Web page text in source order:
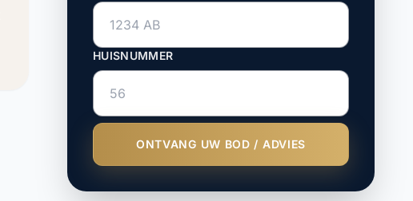
HUISNUMMER
ONTVANG UW BOD / ADVIES